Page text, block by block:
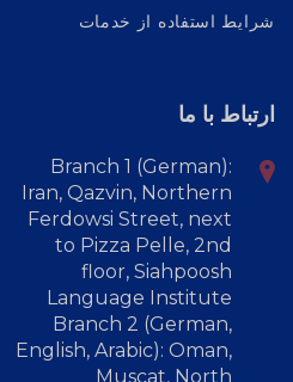
شرایط استفاده از خدمات
ارتباط با ما
Branch 1 (German):
Iran, Qazvin, Northern
Ferdowsi Street, next
to Pizza Pelle, 2nd
floor, Siahpoosh
Language Institute
Branch 2 (German,
English, Arabic): Oman,
Muscat, North